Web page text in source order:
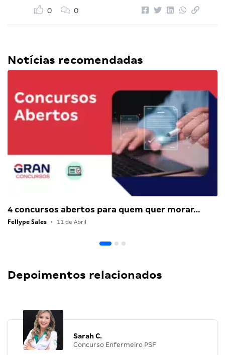
0 0
Notícias recomendadas
4 concursos abertos para quem quer morar…
Fellype Sales • 11 de Abril
Depoimentos relacionados
Sarah C.
Concurso Enfermeiro PSF